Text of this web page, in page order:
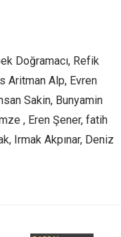
Doğramacı, Refik
Aritman Alp, Evren
Sakin, Bunyamin
, Eren Şener, fatih
Irmak Akpınar, Deniz